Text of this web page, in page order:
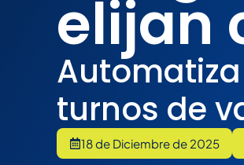
elijan
turnos de
18 de Diciembre de 2025